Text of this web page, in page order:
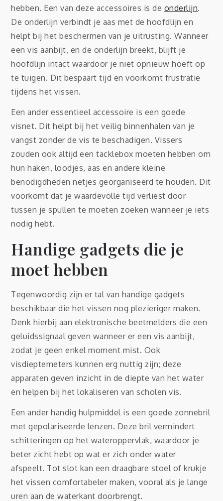
hebben. Een van deze accessoires is de onderlijn.
De onderlijn verbindt je aas met de hoofdlijn en
helpt bij het beschermen van je uitrusting. Wanneer
een vis aanbijt, en de onderlijn breekt, blijft je
hoofdlijn intact waardoor je niet opnieuw hoeft op
te tuigen. Dit bespaart tijd en voorkomt frustratie
tijdens het vissen.
Een ander essentieel accessoire is een goede
visnet. Dit helpt bij het veilig binnenhalen van je
vangst zonder de vis te beschadigen. Vissers
zouden ook altijd een tacklebox moeten hebben om
hun haken, loodjes, aas en andere kleine
benodigdheden netjes georganiseerd te houden. Dit
voorkomt dat je waardevolle tijd verliest door
tussen je spullen te moeten zoeken wanneer je iets
nodig hebt.
Handige gadgets die je
moet hebben
Tegenwoordig zijn er tal van handige gadgets
beschikbaar die het vissen nog plezieriger maken.
Denk hierbij aan elektronische beetmelders die een
geluidssignaal geven wanneer er een vis aanbijt,
zodat je geen enkel moment mist. Ook
visdieptemeters kunnen erg nuttig zijn; deze
apparaten geven inzicht in de diepte van het water
en helpen bij het lokaliseren van scholen vis.
Een ander handig hulpmiddel is een goede zonnebril
met gepolariseerde lenzen. Deze bril vermindert
schitteringen op het wateroppervlak, waardoor je
beter zicht hebt op wat er zich onder water
afspeelt. Tot slot kan een draagbare stoel of krukje
het vissen comfortabeler maken, vooral als je lange
uren aan de waterkant doorbrengt.